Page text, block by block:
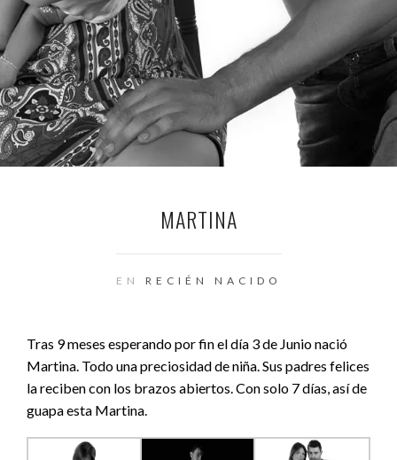
MARTINA
EN RECIÉN NACIDO
Tras 9 meses esperando por fin el día 3 de Junio nació
Martina. Todo una preciosidad de niña. Sus padres felices
la reciben con los brazos abiertos. Con solo 7 días, así de
guapa esta Martina.